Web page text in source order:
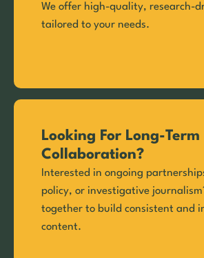
We offer high-quality, research-
tailored to your needs.
Looking For Long-Term
Collaboration?
Interested in ongoing
policy, or investigative
together to build consistent and
content.